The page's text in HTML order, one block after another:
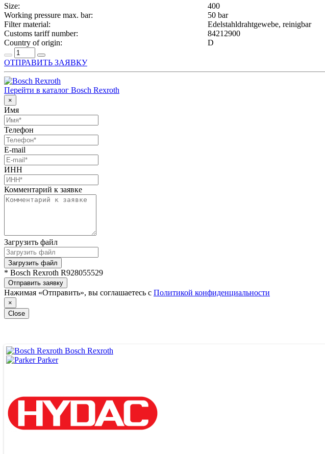
Size:
400
Working pressure max. bar:
50 bar
Filter material:
Edelstahldrahtgewebe, reinigbar
Customs tariff number:
84212900
Country of origin:
D
ОТПРАВИТЬ ЗАЯВКУ
Перейти в каталог Bosch Rexroth
×
Имя
Телефон
E-mail
ИНН
Комментарий к заявке
Загрузить файл
Загрузить файл
* Bosch Rexroth R928055529
Отправить заявку
Нажимая «Отправить», вы соглашаетесь с Политикой конфиденциальности
×
Close
Bosch Rexroth
Parker